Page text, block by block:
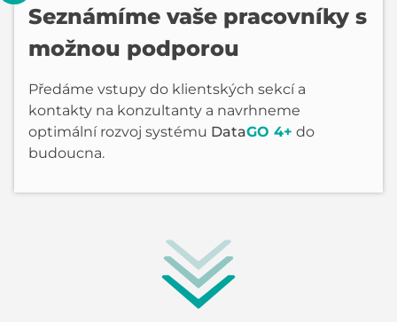
Seznámíme vaše pracovníky s
možnou podporou
Předáme vstupy do klientských sekcí a
kontakty na konzultanty a navrhneme
optimální rozvoj systému DataGO 4+ do
budoucna.